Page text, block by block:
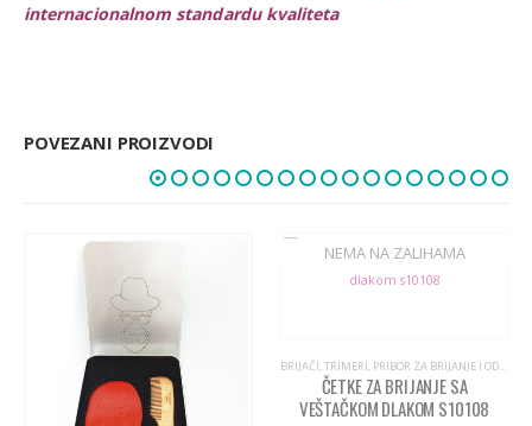
internacionalnom standardu kvaliteta
POVEZANI PROIZVODI
BRIJAČI, TRIMERI, PRIBOR ZA BRIJANJE I ODRŽAVANJE BRADE I BRKOVA
ČETKE ZA BRIJANJE SA
VEŠTAČKOM DLAKOM S10108